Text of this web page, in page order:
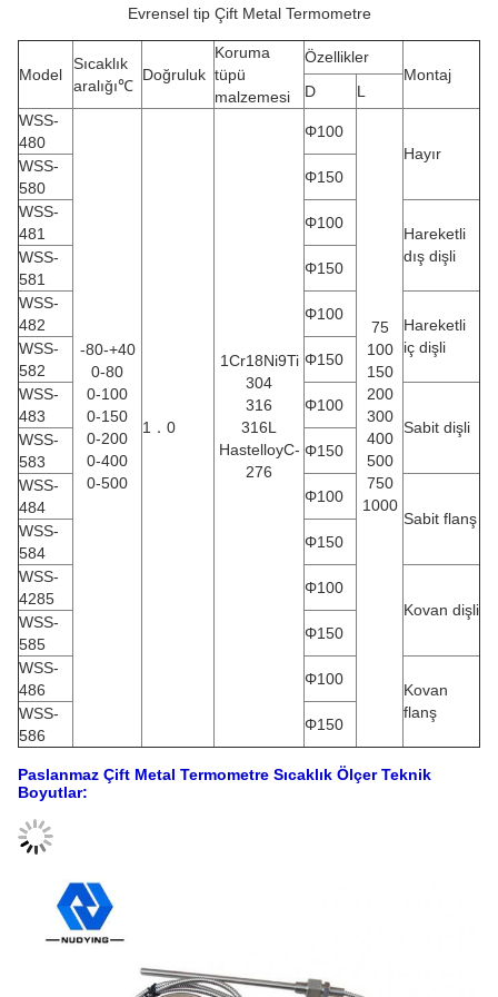
Evrensel tip Çift Metal Termometre
Model
Sıcaklık
aralığı℃
Doğruluk
Koruma
tüpü
malzemesi
Özellikler
Montaj
D
L
WSS-
480
-80-+40
0-80
0-100
0-150
0-200
0-400
0-500
1．0
1Cr18Ni9Ti
304
316
316L
HastelloyC-
276
Φ100
75
100
150
200
300
400
500
750
1000
Hayır
WSS-
580
Φ150
WSS-
481
Φ100
Hareketli
dış dişli
WSS-
581
Φ150
WSS-
482
Φ100
Hareketli
iç dişli
WSS-
582
Φ150
WSS-
483
Φ100
Sabit dişli
WSS-
583
Φ150
WSS-
484
Φ100
Sabit flanş
WSS-
584
Φ150
WSS-
4285
Φ100
Kovan dişli
WSS-
585
Φ150
WSS-
486
Φ100
Kovan
flanş
WSS-
586
Φ150
Paslanmaz Çift Metal Termometre Sıcaklık Ölçer Teknik
Boyutlar: